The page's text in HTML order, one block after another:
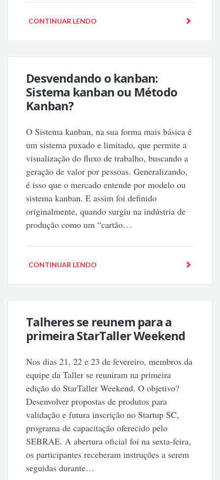
CONTINUAR LENDO
Desvendando o kanban:
Sistema kanban ou Método
Kanban?
O Sistema kanban, na sua forma mais básica é
um sistema puxado e limitado, que permite a
visualização do fluxo de trabalho, buscando a
geração de valor por pessoas. Generalizando,
é isso que o mercado entende por modelo ou
sistema kanban. E assim foi definido
originalmente, quando surgiu na indústria de
produção como um “cartão…
CONTINUAR LENDO
Talheres se reunem para a
primeira StarTaller Weekend
Nos dias 21, 22 e 23 de fevereiro, membros da
equipe da Taller se reuniram na primeira
edição do StarTaller Weekend. O objetivo?
Desenvolver propostas de produtos para
validação e futura inscrição no Startup SC,
programa de capacitação oferecido pelo
SEBRAE. A abertura oficial foi na sexta-feira,
os participantes receberam instruções a serem
seguidas durante…